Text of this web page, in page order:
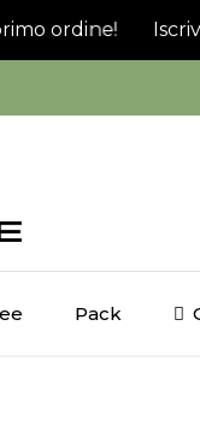
ordine!
Pack